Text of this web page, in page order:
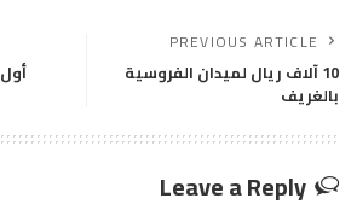
PREVIOUS ARTICLE
10 آلاف ريال لميدان الفروسية
بالغريف
Leave a Reply